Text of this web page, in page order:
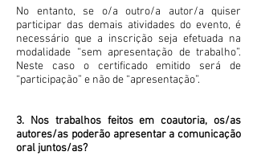
No entanto, se o/a outro/a autor/a quiser
participar das demais atividades do evento, é
necessário que a inscrição seja efetuada na
modalidade “sem apresentação de trabalho”.
Neste caso o certificado emitido será de
“participação” e não de “apresentação”.
3. Nos trabalhos feitos em coautoria, os/as
autores/as poderão apresentar a comunicação
oral juntos/as?